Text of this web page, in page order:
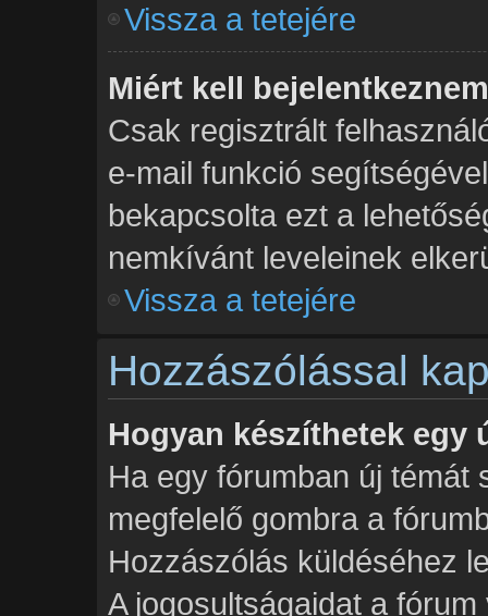
Vissza a tetejére
Miért kell
Csak regisztrált
e-mail funkció
bekapcsolta ezt a
nemkívánt leveleinek
Vissza a tetejére
Hozzászólással
Hogyan készíthetek egy
Ha egy fórumban új témát
megfelelő gombra a
Hozzászólás küldéséhez
A jogosultságaidat a